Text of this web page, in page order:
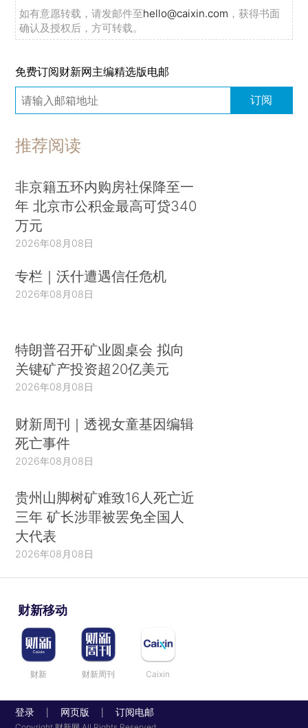
如有意愿转载，请发邮件至hello@caixin.com ，获得书面
确认及授权后，方可转载。
免费订阅财新网主编精选版电邮
订阅
推荐阅读
非京籍五环内购房社保降至一
年 北京市公积金最高可贷340
万元
2026年08月08日
专栏｜沃什遭遇信任危机
2026年08月08日
特朗普召开矿业圆桌会 拟向
关键矿产投资超20亿美元
2026年08月08日
财新周刊｜透视女童基因编辑
死亡事件
2026年08月08日
贵州山脚树矿难致16人死亡近
三年 矿长涉罪被罢免全国人
大代表
2026年08月08日
财新移动
财新 财新周刊 Caixin
登录 网页版 订阅电邮